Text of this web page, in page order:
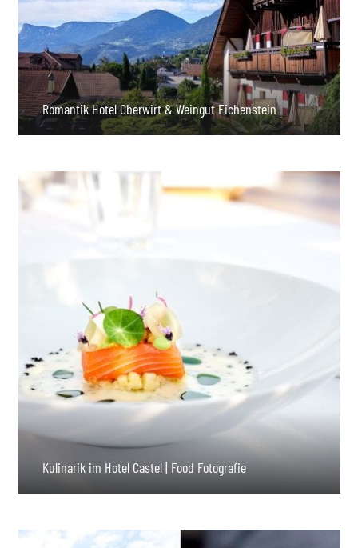
Romantik Hotel Oberwirt & Weingut Eichenstein
Kulinarik im Hotel Castel | Food Fotografie